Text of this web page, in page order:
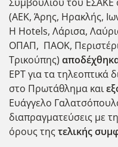
(ΑΕΚ, Άρης, Ηρακλής,
H Hotels, Λάρισα,
ΟΠΑΠ, ΠΑΟΚ,
Τρικούπης)
ΕΡΤ για τα τηλεοπτικά
στο Πρωτάθλημα και
Ευάγγελο
διαπραγματεύσεις με
όρους τηςτελικής